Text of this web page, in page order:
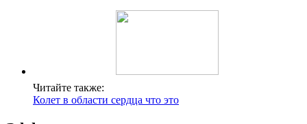
Читайте также:
Колет в области сердца что это